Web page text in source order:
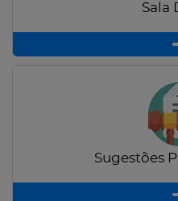
Sala
Sugestões